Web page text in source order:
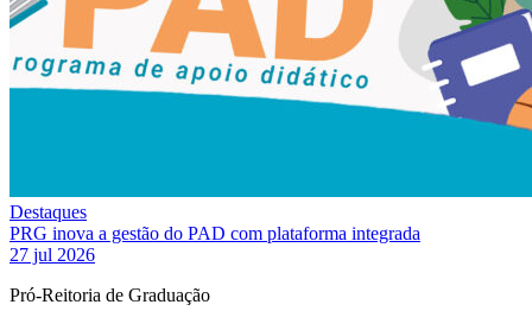
Destaques
PRG inova a gestão do PAD com plataforma integrada
27 jul 2026
Pró-Reitoria de Graduação